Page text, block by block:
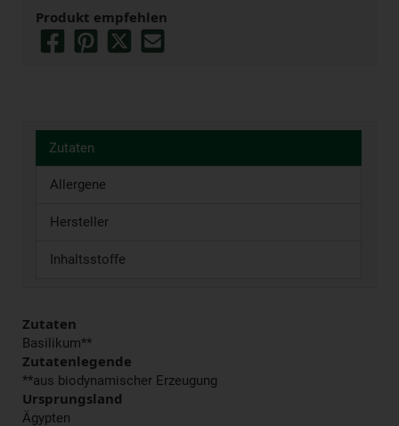
Produkt empfehlen
Zutaten
Allergene
Hersteller
Inhaltsstoffe
Zutaten
Basilikum**
Zutatenlegende
**aus biodynamischer Erzeugung
Ursprungsland
Ägypten